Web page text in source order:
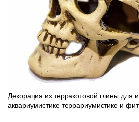
Декорация из терракотовой глины для
аквариумистике террариумистике и